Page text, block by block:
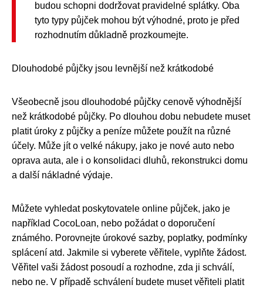
budou schopni dodržovat pravidelné splátky. Oba
tyto typy půjček mohou být výhodné, proto je před
rozhodnutím důkladně prozkoumejte.
Dlouhodobé půjčky jsou levnější než krátkodobé
Všeobecně jsou dlouhodobé půjčky cenově výhodnější
než krátkodobé půjčky. Po dlouhou dobu nebudete muset
platit úroky z půjčky a peníze můžete použít na různé
účely. Může jít o velké nákupy, jako je nové auto nebo
oprava auta, ale i o konsolidaci dluhů, rekonstrukci domu
a další nákladné výdaje.
Můžete vyhledat poskytovatele online půjček, jako je
například CocoLoan, nebo požádat o doporučení
známého. Porovnejte úrokové sazby, poplatky, podmínky
splácení atd. Jakmile si vyberete věřitele, vyplňte žádost.
Věřitel vaši žádost posoudí a rozhodne, zda ji schválí,
nebo ne. V případě schválení budete muset věřiteli platit